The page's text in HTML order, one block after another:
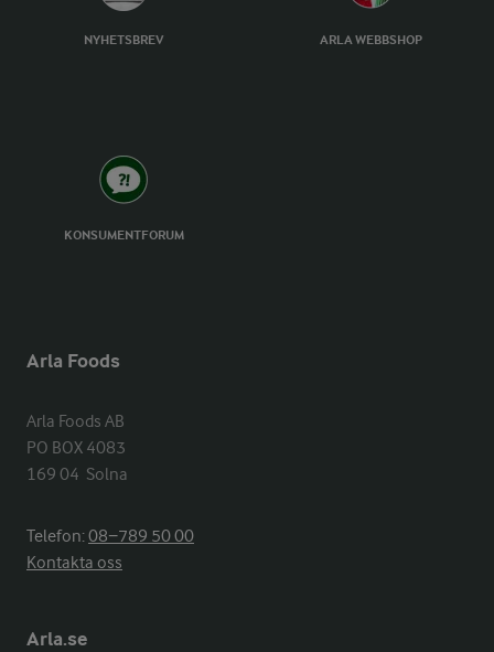
NYHETSBREV ARLA WEBBSHOP
KONSUMENTFORUM
Arla Foods
Arla Foods AB
PO BOX 4083
169 04  Solna
Telefon:08−789 50 00
Kontakta oss
Arla.se